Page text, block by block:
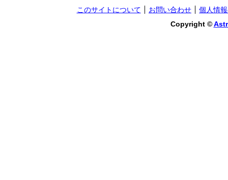
このサイトについて お問い合わせ
個人情
Copyright ©